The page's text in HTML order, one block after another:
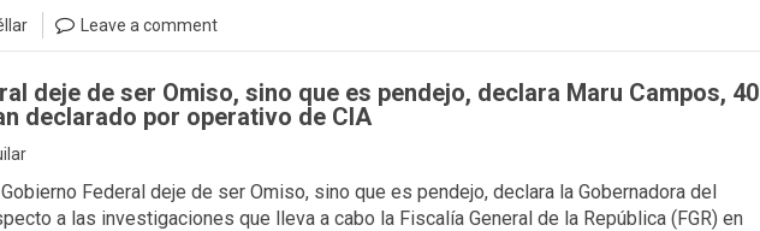
Leave a comment
deje de ser Omiso, sino que es pendejo, declara Maru Campos, 40
declarado por operativo de CIA
Federal deje de ser Omiso, sino que es pendejo, declara la Gobernadora del
a las investigaciones que lleva a cabo la Fiscalía General de la República (FGR) en